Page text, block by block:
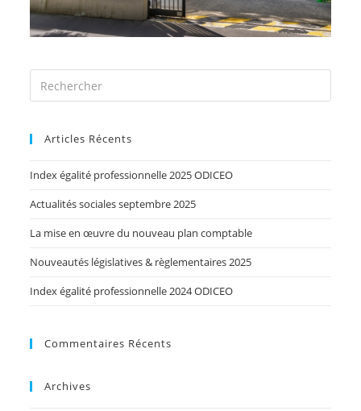
Articles Récents
Index égalité professionnelle 2025 ODICEO
Actualités sociales septembre 2025
La mise en œuvre du nouveau plan comptable
Nouveautés législatives & règlementaires 2025
Index égalité professionnelle 2024 ODICEO
Commentaires Récents
Archives